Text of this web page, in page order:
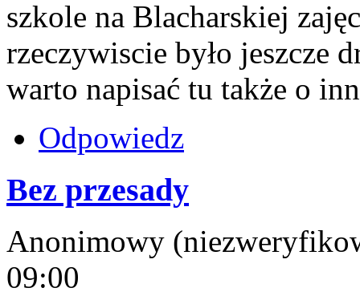
szkole na Blacharskiej
rzeczywiscie było jeszcze
warto napisać tu także o
Odpowiedz
Bez przesady
Anonimowy
09:00